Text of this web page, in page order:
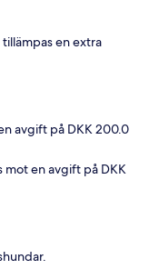
tillämpas en extra
avgift på DKK 200.0
mot en avgift på DKK